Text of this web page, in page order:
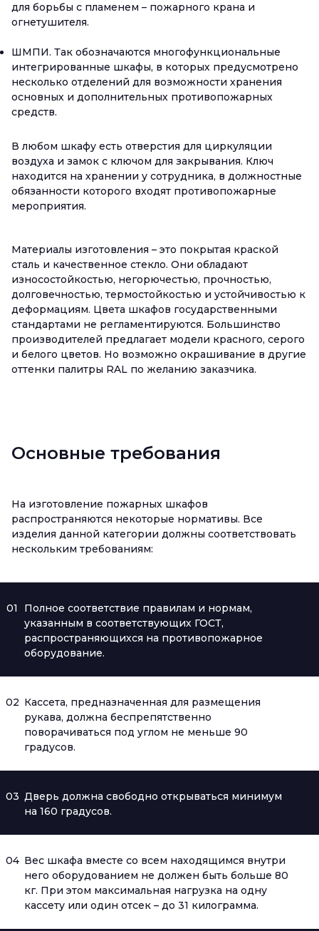
для борьбы с пламенем – пожарного крана и
огнетушителя.
ШМПИ. Так обозначаются многофункциональные
интегрированные шкафы, в которых предусмотрено
несколько отделений для возможности хранения
основных и дополнительных противопожарных
средств.
В любом шкафу есть отверстия для циркуляции
воздуха и замок с ключом для закрывания. Ключ
находится на хранении у сотрудника, в должностные
обязанности которого входят противопожарные
мероприятия.
Материалы изготовления – это покрытая краской
сталь и качественное стекло. Они обладают
износостойкостью, негорючестью, прочностью,
долговечностью, термостойкостью и устойчивостью к
деформациям. Цвета шкафов государственными
стандартами не регламентируются. Большинство
производителей предлагает модели красного, серого
и белого цветов. Но возможно окрашивание в другие
оттенки палитры RAL по желанию заказчика.
Основные требования
На изготовление пожарных шкафов
распространяются некоторые нормативы. Все
изделия данной категории должны соответствовать
нескольким требованиям:
01
Полное соответствие правилам и нормам,
указанным в соответствующих ГОСТ,
распространяющихся на противопожарное
оборудование.
02 Кассета, предназначенная для размещения
рукава, должна беспрепятственно
поворачиваться под углом не меньше 90
градусов.
03 Дверь должна свободно открываться минимум
на 160 градусов.
04 Вес шкафа вместе со всем находящимся внутри
него оборудованием не должен быть больше 80
кг. При этом максимальная нагрузка на одну
кассету или один отсек – до 31 килограмма.